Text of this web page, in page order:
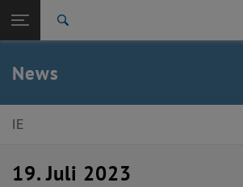
TU Login
Quicklinks
Quicklinks-Menü umschalten
Studium
Zur 1. Menü Ebene
E330-02-Forschungsbereich Industrial Engineering
News
IE
19. Juli 2023